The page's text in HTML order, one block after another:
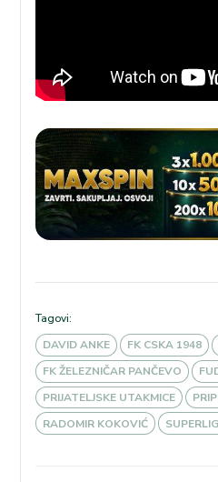
Tagovi:
DAVID ANKE
FK CSKA 1948
FK ŽELEZNIČAR PANČEVO
PRIJATELJSKE UTAKMICE
RADOMIR KOKOVIĆ